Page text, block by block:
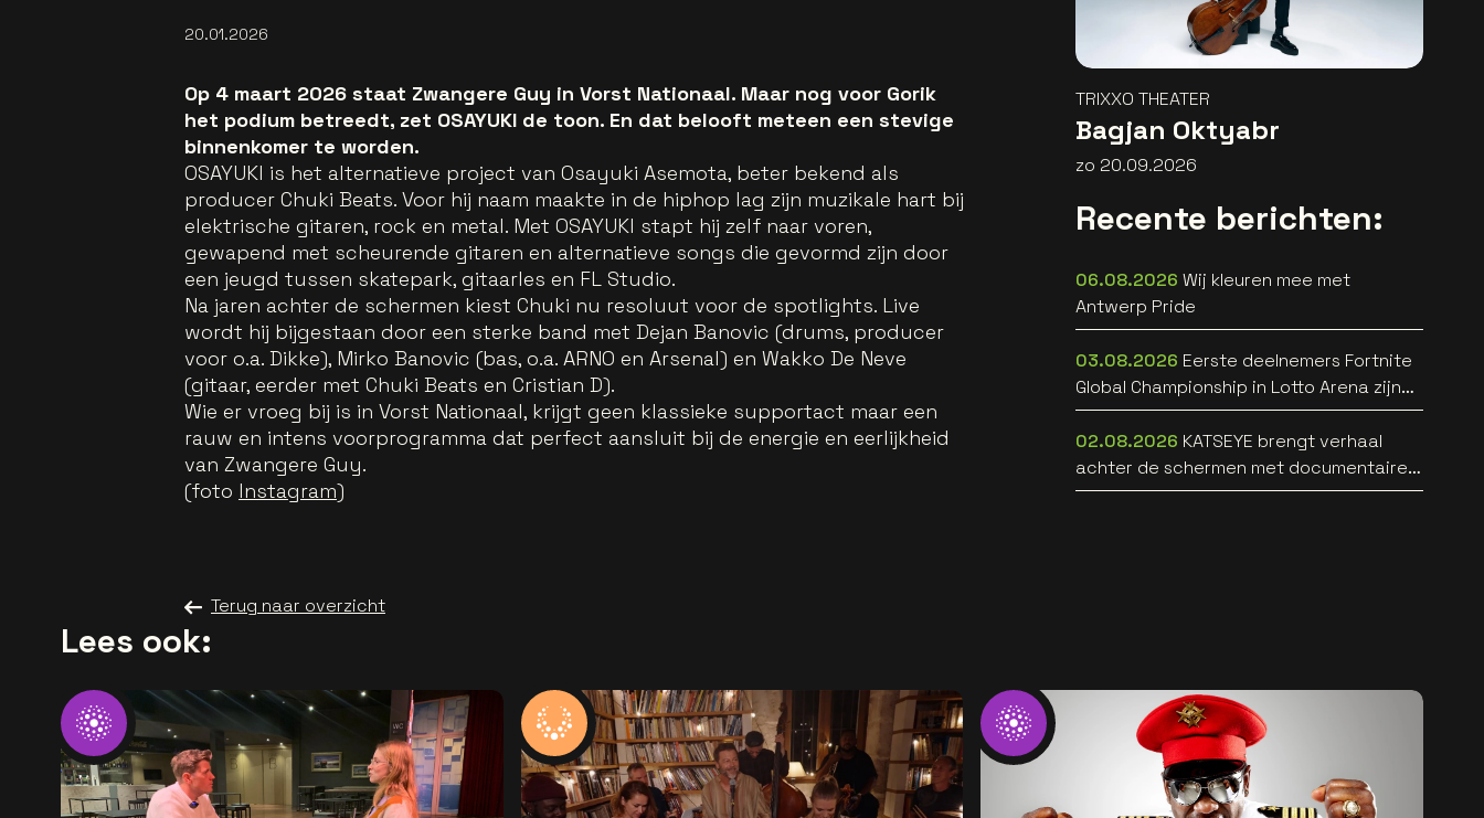
20.01.2026
Op 4 maart 2026 staat Zwangere Guy in Vorst Nationaal. Maar nog voor Gorik
het podium betreedt, zet OSAYUKI de toon. En dat belooft meteen een stevige
binnenkomer te worden.
OSAYUKI is het alternatieve project van Osayuki Asemota, beter bekend als
producer Chuki Beats. Voor hij naam maakte in de hiphop lag zijn muzikale hart bij
elektrische gitaren, rock en metal. Met OSAYUKI stapt hij zelf naar voren,
gewapend met scheurende gitaren en alternatieve songs die gevormd zijn door
een jeugd tussen skatepark, gitaarles en FL Studio.
Na jaren achter de schermen kiest Chuki nu resoluut voor de spotlights. Live
wordt hij bijgestaan door een sterke band met Dejan Banovic (drums, producer
voor o.a. Dikke), Mirko Banovic (bas, o.a. ARNO en Arsenal) en Wakko De Neve
(gitaar, eerder met Chuki Beats en Cristian D).
Wie er vroeg bij is in Vorst Nationaal, krijgt geen klassieke supportact maar een
rauw en intens voorprogramma dat perfect aansluit bij de energie en eerlijkheid
van Zwangere Guy.
(foto Instagram)
Terug naar overzicht
TRIXXO THEATER
Bagjan Oktyabr
zo 20.09.2026
Recente berichten:
06.08.2026 Wij kleuren mee met
Antwerp Pride
03.08.2026 Eerste deelnemers Fortnite
Global Championship in Lotto Arena zijn
bekend
02.08.2026 KATSEYE brengt verhaal
achter de schermen met documentaire
WILD HEARTS [trailer]
Lees ook: